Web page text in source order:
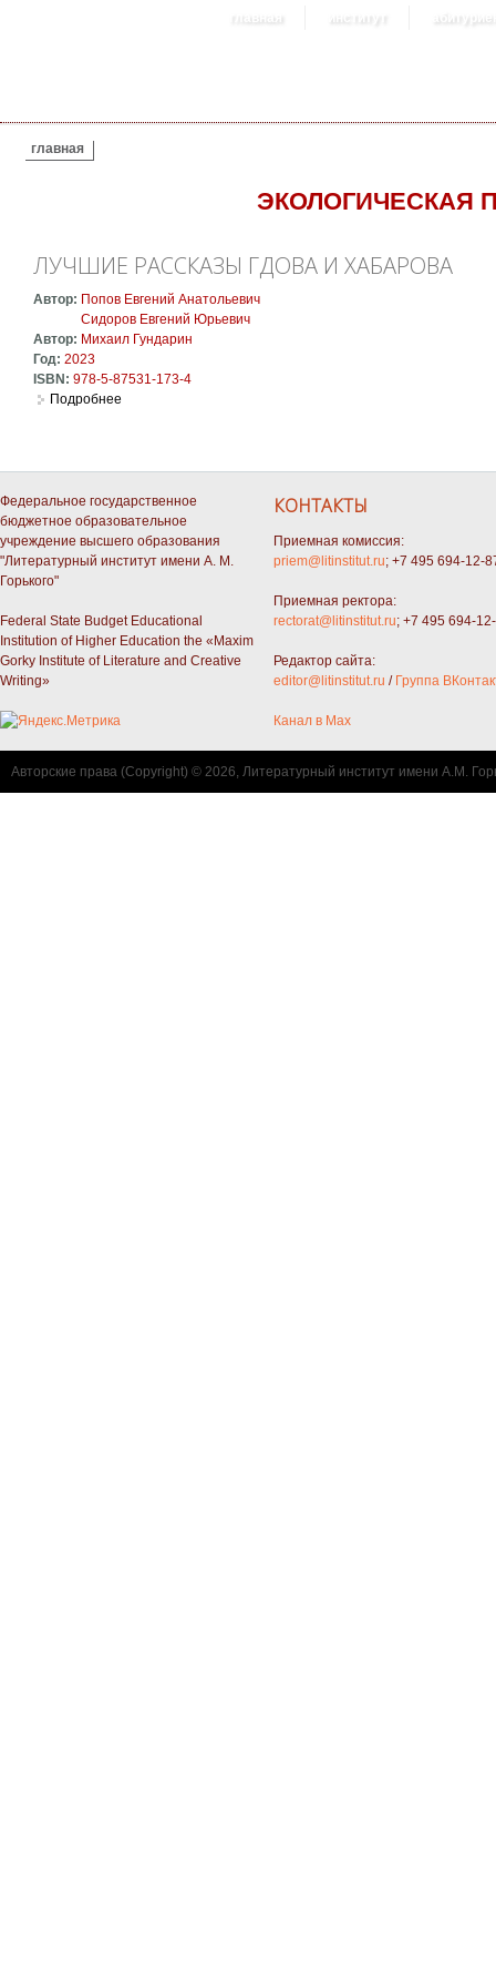
главная институт
ВЫ ЗДЕСЬ
главная
ЭКОЛОГИЧЕСКАЯ
ЛУЧШИЕ РАССКАЗЫ ГДОВА И ХАБАРОВА
Автор: Попов Евгений Анатольевич
Сидоров Евгений Юрьевич
Автор: Михаил Гундарин
Год: 2023
ISBN: 978-5-87531-173-4
Подробнее
Федеральное государственное
бюджетное образовательное
учреждение высшего образования
"Литературный институт имени А. М.
Горького"
Federal State Budget Educational
Institution of Higher Education the «Maxim
Gorky Institute of Literature and Creative
Writing»
КОНТАКТЫ
Приемная комиссия:
priem@litinstitut.ru; +7 495 694-12-
Приемная ректора:
rectorat@litinstitut.ru; +7 495 694-
Редактор сайта:
editor@litinstitut.ru / Группа
Канал в Max
Авторские права (Copyright) © 2026, Литературный институт имени А.М.